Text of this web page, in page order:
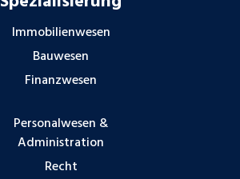
Immobilienwesen
Bauwesen
Finanzwesen
Personalwesen &
Administration
Recht